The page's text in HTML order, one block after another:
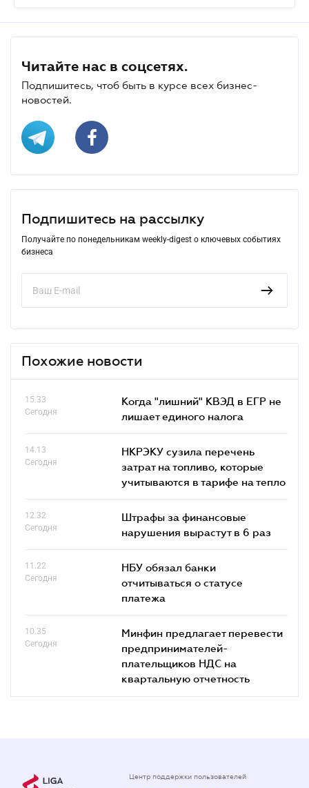
Читайте нас в соцсетях.
Подпишитесь, чтоб быть в курсе всех бизнес-
новостей.
Подпишитесь на рассылку
Получайте по понедельникам weekly-digest о ключевых событиях
бизнеса
Похожие новости
15.33
Сегодня
Когда "лишний" КВЭД в ЕГР не
лишает единого налога
14.13
Сегодня
НКРЭКУ сузила перечень
затрат на топливо, которые
учитываются в тарифе на тепло
12.32
Сегодня
Штрафы за финансовые
нарушения вырастут в 6 раз
11.22
Сегодня
НБУ обязал банки
отчитываться о статусе
платежа
10.35
Сегодня
Минфин предлагает перевести
предпринимателей-
плательщиков НДС на
квартальную отчетность
Центр поддержки пользователей